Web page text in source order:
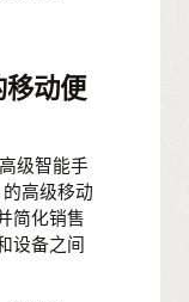
动便
级智能手
高级移动
简化销售
设备之间